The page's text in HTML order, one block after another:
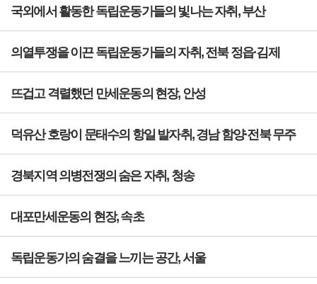
국외에서 활동한 독립운동가들의 빛나는 자취, 부산
의열투쟁을 이끈 독립운동가들의 자취, 전북 정읍·김제
뜨겁고 격렬했던 만세운동의 현장, 안성
덕유산 호랑이 문태수의 항일 발자취, 경남 함양·전북 무주
경북지역 의병전쟁의 숨은 자취, 청송
대포만세운동의 현장, 속초
독립운동가의 숨결을 느끼는 공간, 서울